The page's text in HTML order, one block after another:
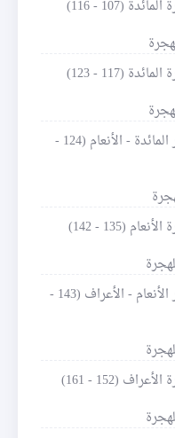
(107 - 116)
(117 - 123)
جلسة قرآنية من سور المائدة - الأنعام (124 -
(135 - 142)
جلسة قرآنية من سور الأنعام - الأعراف (143 -
(152 - 161)